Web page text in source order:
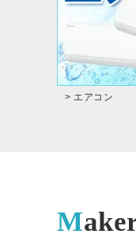
> エアコン